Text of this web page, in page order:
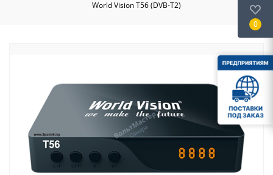
World Vision T56 (DVB-T2)
0